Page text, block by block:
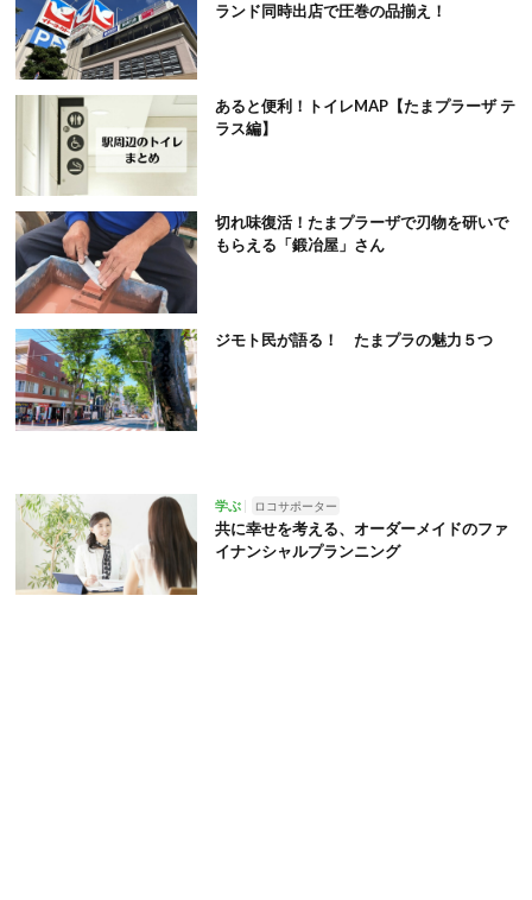
ランド同時出店で圧巻の品揃え！
あると便利！トイレMAP【たまプラーザ テ
ラス編】
切れ味復活！たまプラーザで刃物を研いで
もらえる「鍛冶屋」さん
ジモト民が語る！ たまプラの魅力５つ
学ぶ ロコサポーター
共に幸せを考える、オーダーメイドのファ
イナンシャルプランニング